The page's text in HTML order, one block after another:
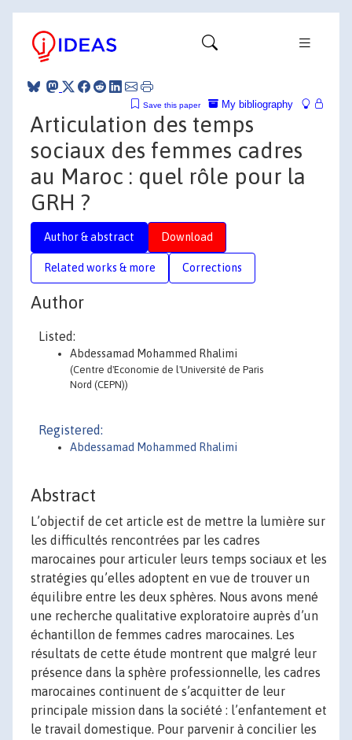
My bibliography
Save this paper
Articulation des temps
sociaux des femmes cadres
au Maroc : quel rôle pour la
GRH ?
Author & abstract Download
Related works & more Corrections
Author
Listed:
Abdessamad Mohammed Rhalimi
(Centre d'Economie de l'Université de Paris
Nord (CEPN))
Registered:
Abdessamad Mohammed Rhalimi
Abstract
L’objectif de cet article est de mettre la lumière sur
les difficultés rencontrées par les cadres
marocaines pour articuler leurs temps sociaux et les
stratégies qu’elles adoptent en vue de trouver un
équilibre entre les deux sphères. Nous avons mené
une recherche qualitative exploratoire auprès d’un
échantillon de femmes cadres marocaines. Les
résultats de cette étude montrent que malgré leur
présence dans la sphère professionnelle, les cadres
marocaines continuent de s’acquitter de leur
principale mission dans la société : l’enfantement et
le travail domestique. Pour parvenir à concilier les